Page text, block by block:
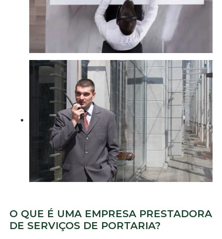
O QUE É UMA EMPRESA PRESTADORA
DE SERVIÇOS DE PORTARIA?